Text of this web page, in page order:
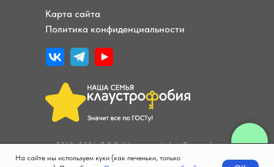
© 2013–2026 ООО "Клаустрофобия Онлайн"
Карта сайта
Политика конфиденциальности
На сайте мы используем куки (как печеньки, только